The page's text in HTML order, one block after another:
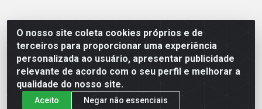
O nosso site coleta cookies próprios e de
terceiros para proporcionar uma experiência
personalizada ao usuário, apresentar publicidade
relevante de acordo com o seu perfil e melhorar a
qualidade do nosso site.
Aceito Negar não essenciais
Abreu & Silva - Rua Padre Jose de Souza Leite, 265 - Ariado,
Olho D'Água das Flores/AL - CEP 57.442-000 - CNPJ
04.790.656/0001-06